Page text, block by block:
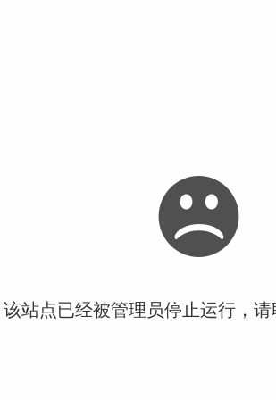
站点已经被管理员停止运行，